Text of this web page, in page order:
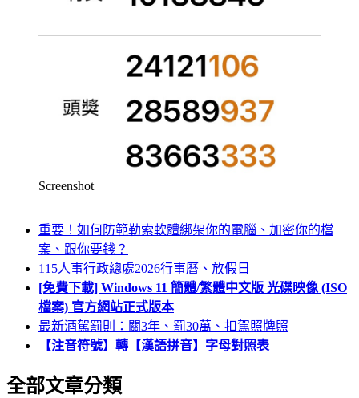
Screenshot
重要！如何防範勒索軟體綁架你的電腦、加密你的檔
案、跟你要錢？
115人事行政總處2026行事曆、放假日
[免費下載] Windows 11 簡體/繁體中文版 光碟映像 (ISO
檔案) 官方網站正式版本
最新酒駕罰則：關3年、罰30萬、扣駕照牌照
【注音符號】轉【漢語拼音】字母對照表
全部文章分類